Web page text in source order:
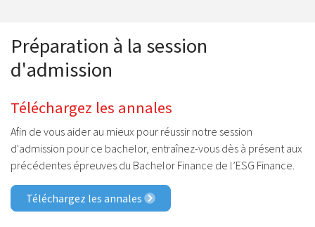
Préparation à la session
d'admission
Téléchargez les annales
Afin de vous aider au mieux pour réussir notre session
d'admission pour ce bachelor, entraînez-vous dès à présent aux
précédentes épreuves du Bachelor Finance de l’ESG Finance.
Téléchargez les annales